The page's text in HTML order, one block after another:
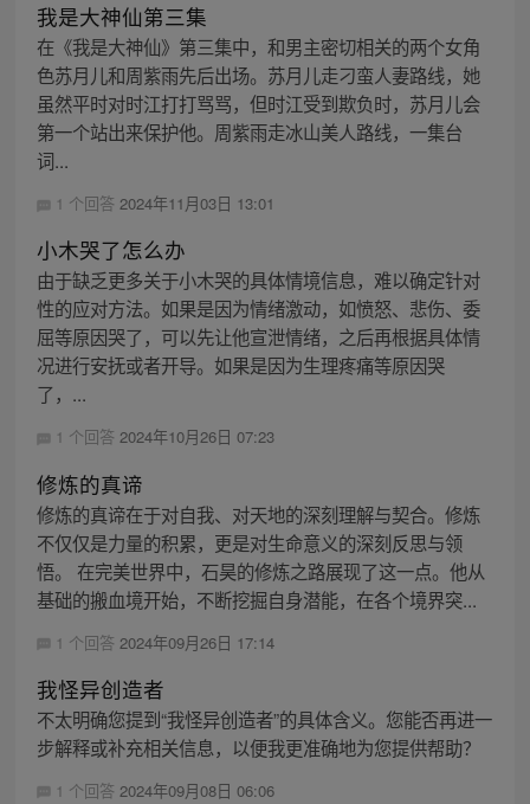
我是大神仙第三集
在《我是大神仙》第三集中，和男主密切相关的两个女角
色苏月儿和周紫雨先后出场。苏月儿走刁蛮人妻路线，她
虽然平时对时江打打骂骂，但时江受到欺负时，苏月儿会
第一个站出来保护他。周紫雨走冰山美人路线，一集台
词...
1 个回答 2024年11月03日 13:01
小木哭了怎么办
由于缺乏更多关于小木哭的具体情境信息，难以确定针对
性的应对方法。如果是因为情绪激动，如愤怒、悲伤、委
屈等原因哭了，可以先让他宣泄情绪，之后再根据具体情
况进行安抚或者开导。如果是因为生理疼痛等原因哭
了，...
1 个回答 2024年10月26日 07:23
修炼的真谛
修炼的真谛在于对自我、对天地的深刻理解与契合。修炼
不仅仅是力量的积累，更是对生命意义的深刻反思与领
悟。 在完美世界中，石昊的修炼之路展现了这一点。他从
基础的搬血境开始，不断挖掘自身潜能，在各个境界突...
1 个回答 2024年09月26日 17:14
我怪异创造者
不太明确您提到“我怪异创造者”的具体含义。您能否再进一
步解释或补充相关信息，以便我更准确地为您提供帮助？
1 个回答 2024年09月08日 06:06